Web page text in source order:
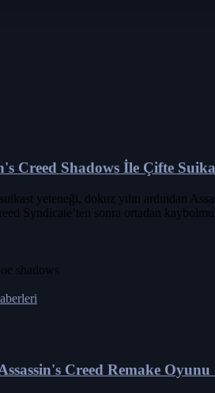
Creed Shadows İle Çifte
yeteneği, dokuz yılın ardından
Syndicate’ten sonra ortadan
shadows
Creed Remake